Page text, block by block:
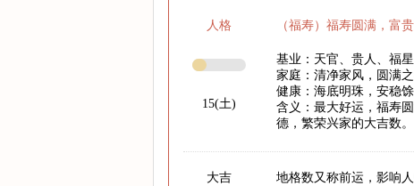
人格
15(土)
（福寿）福寿圆满，富
基业：天官、贵人、福
家庭：清净家风，圆满之
健康：海底明珠，安稳馀
含义：最大好运，福寿
德，繁荣兴家的大吉数。
大吉 地格数又称前运，影响